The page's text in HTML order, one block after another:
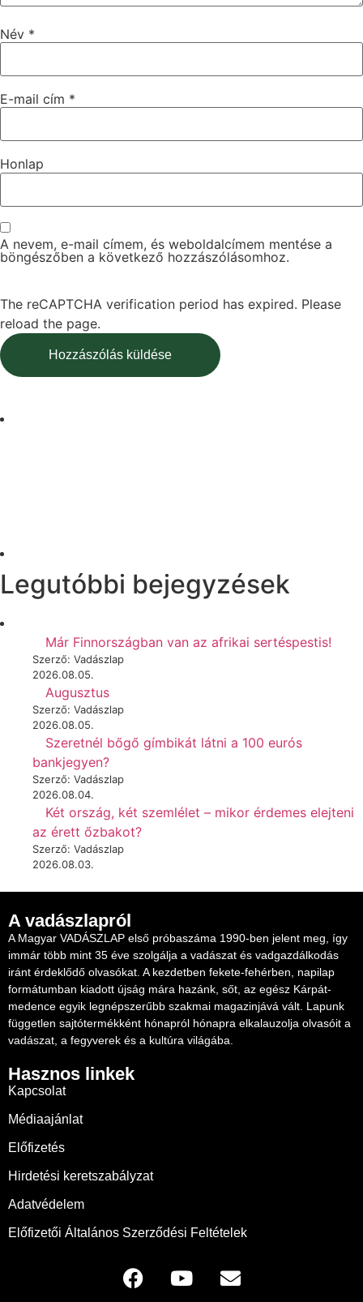
Név *
E-mail cím *
Honlap
A nevem, e-mail címem, és weboldalcímem mentése a
böngészőben a következő hozzászólásomhoz.
The reCAPTCHA verification period has expired. Please
reload the page.
Legutóbbi bejegyzések
Már Finnországban van az afrikai sertéspestis!
Szerző: Vadászlap
2026.08.05.
Augusztus
Szerző: Vadászlap
2026.08.05.
Szeretnél bőgő gímbikát látni a 100 eurós
bankjegyen?
Szerző: Vadászlap
2026.08.04.
Két ország, két szemlélet – mikor érdemes elejteni
az érett őzbakot?
Szerző: Vadászlap
2026.08.03.
A vadászlapról
A Magyar VADÁSZLAP első próbaszáma 1990-ben jelent meg, így
immár több mint 35 éve szolgálja a vadászat és vadgazdálkodás
iránt érdeklődő olvasókat. A kezdetben fekete-fehérben, napilap
formátumban kiadott újság mára hazánk, sőt, az egész Kárpát-
medence egyik legnépszerűbb szakmai magazinjává vált. Lapunk
független sajtótermékként hónapról hónapra elkalauzolja olvasóit a
vadászat, a fegyverek és a kultúra világába.
Hasznos linkek
Kapcsolat
Médiaajánlat
Előfizetés
Hirdetési keretszabályzat
Adatvédelem
Előfizetői Általános Szerződési Feltételek